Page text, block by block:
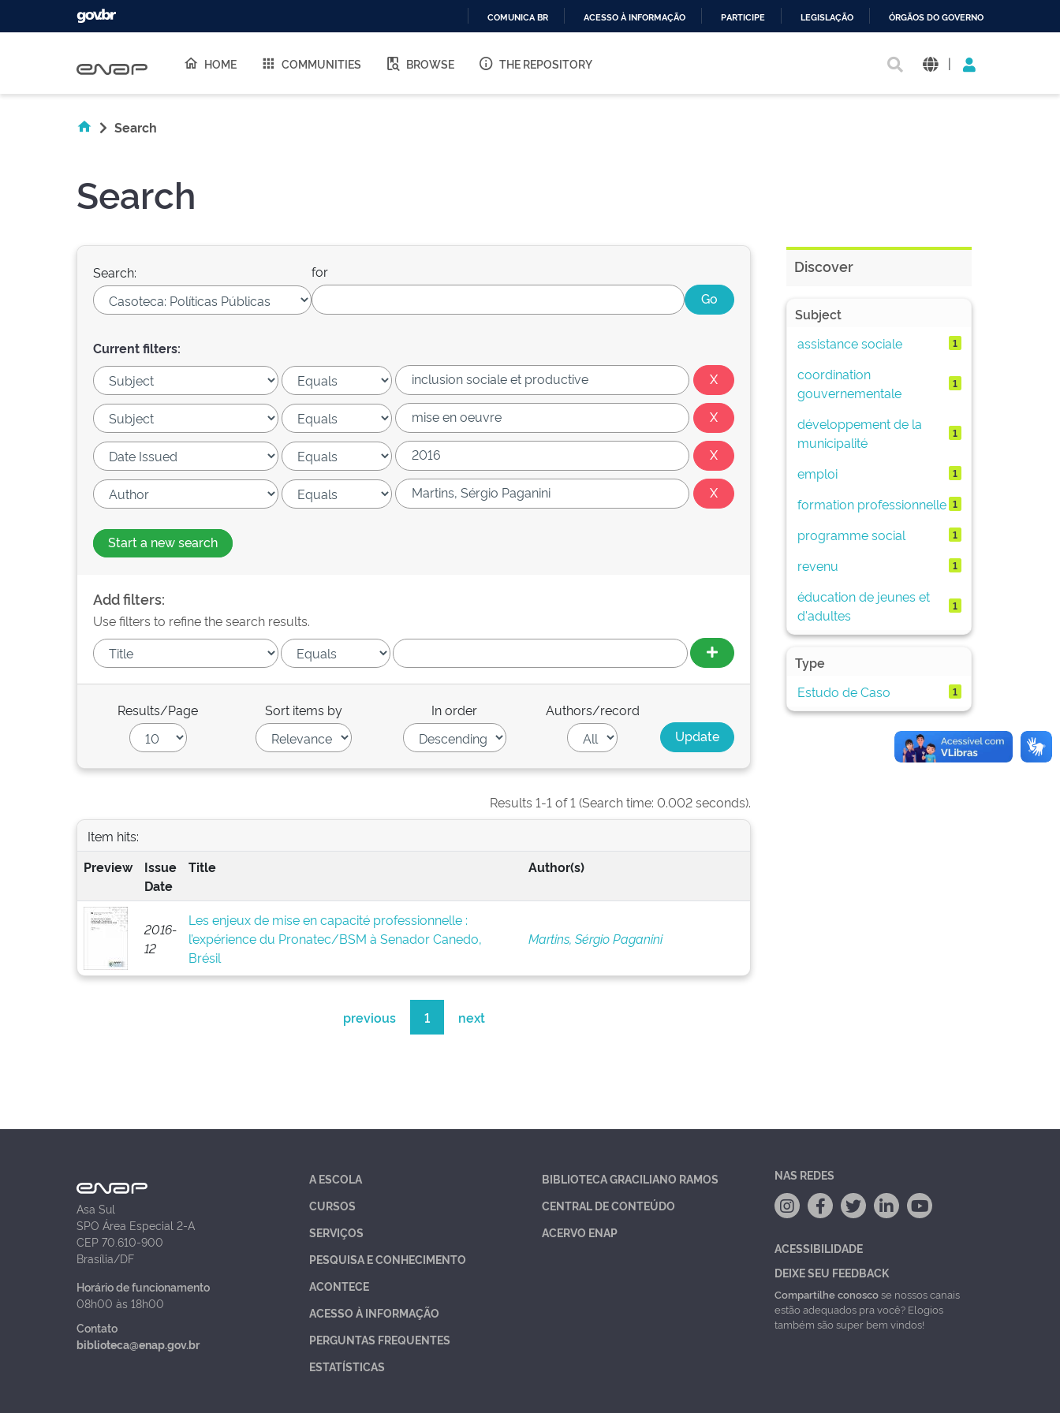
O
COMUNICA BR ACESSO À INFORMAÇÃO PARTICIPE LEGISLAÇÃO ÓRGÃOS DO GOVERNO
HOME COMMUNITIES BROWSE THE REPOSITORY |
Search
Search
Search: for
Current filters:
Start a new search
Add filters:
Use filters to refine the search results.
Results/Page Sort items by In order Authors/record
Results 1-1 of 1 (Search time: 0.002 seconds).
Item hits:
Preview
Issue
Date
Title Author(s)
2016-
12
Les enjeux de mise en capacité professionnelle :
l’expérience du Pronatec/BSM à Senador Canedo,
Brésil
Martins, Sérgio Paganini
previous 1 next
Discover
Subject
assistance sociale
1
coordination
gouvernementale
1
développement de la
municipalité
1
emploi 1
formation professionnelle 1
programme social 1
revenu 1
éducation de jeunes et
d'adultes
1
Type
Estudo de Caso
1
Asa Sul
SPO Área Especial 2-A
CEP 70.610-900
Brasília/DF
Horário de funcionamento
08h00 às 18h00
Contato
biblioteca@enap.gov.br
A ESCOLA
CURSOS
SERVIÇOS
PESQUISA E CONHECIMENTO
ACONTECE
ACESSO À INFORMAÇÃO
PERGUNTAS FREQUENTES
ESTATÍSTICAS
BIBLIOTECA GRACILIANO RAMOS
CENTRAL DE CONTEÚDO
ACERVO ENAP
NAS REDES
ACESSIBILIDADE
DEIXE SEU FEEDBACK
Compartilhe conoscose nossos canais
estão adequados pra você? Elogios
também são super bem vindos!